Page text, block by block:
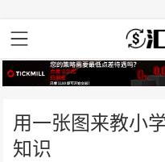
用一张图来教小
知识